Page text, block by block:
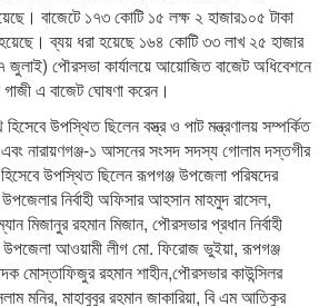
বাজেটে ১৭৩ কোটি ১৫ লক্ষ ২ হাজার১০৫ টাকা
ব্যয় ধরা হয়েছে ১৬৪ কোটি ৩৩ লাখ ২৫ হাজার
জুলাই) পৌরসভা কার্যালয়ে আয়োজিত বাজেট অধিবেশনে
এ বাজেট ঘোষণা করেন।
উপস্থিত ছিলেন বস্ত্র ও পাট মন্ত্রণালয় সম্পর্কিত
এবং নারায়ণগঞ্জ-১ আসনের সংসদ সদস্য গোলাম দস্তগীর
উপস্থিত ছিলেন রূপগঞ্জ উপজেলা পরিষদের
উপজেলার নির্বাহী অফিসার আহসান মাহমুদ রাসেল,
মিজানুর রহমান মিজান, পৌরসভার প্রধান নির্বাহী
আওয়ামী লীগ মো. ফিরোজ ভুইয়া, রূপগঞ্জ
মোস্তাফিজুর রহমান শাহীন,পৌরসভার কাউন্সিলর
মনির, মাহাবুবুর রহমান জাকারিয়া, বি এম আতিকুর